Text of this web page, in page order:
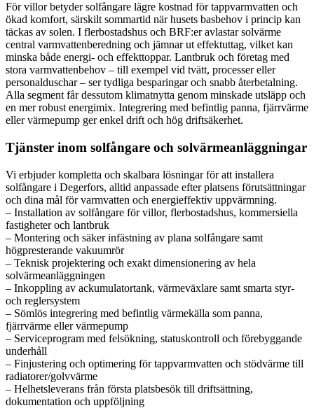
För villor betyder solfångare lägre kostnad för tappvarmvatten och
ökad komfort, särskilt sommartid när husets basbehov i princip kan
täckas av solen. I flerbostadshus och BRF:er avlastar solvärme
central varmvattenberedning och jämnar ut effektuttag, vilket kan
minska både energi- och effekttoppar. Lantbruk och företag med
stora varmvattenbehov – till exempel vid tvätt, processer eller
personalduschar – ser tydliga besparingar och snabb återbetalning.
Alla segment får dessutom klimatnytta genom minskade utsläpp och
en mer robust energimix. Integrering med befintlig panna, fjärrvärme
eller värmepump ger enkel drift och hög driftsäkerhet.
Tjänster inom solfångare och solvärmeanläggningar
Vi erbjuder kompletta och skalbara lösningar för att installera
solfångare i Degerfors, alltid anpassade efter platsens förutsättningar
och dina mål för varmvatten och energieffektiv uppvärmning.
– Installation av solfångare för villor, flerbostadshus, kommersiella
fastigheter och lantbruk
– Montering och säker infästning av plana solfångare samt
högpresterande vakuumrör
– Teknisk projektering och exakt dimensionering av hela
solvärmeanläggningen
– Inkoppling av ackumulatortank, värmeväxlare samt smarta styr-
och reglersystem
– Sömlös integrering med befintlig värmekälla som panna,
fjärrvärme eller värmepump
– Serviceprogram med felsökning, statuskontroll och förebyggande
underhåll
– Finjustering och optimering för tappvarmvatten och stödvärme till
radiatorer/golvvärme
– Helhetsleverans från första platsbesök till driftsättning,
dokumentation och uppföljning